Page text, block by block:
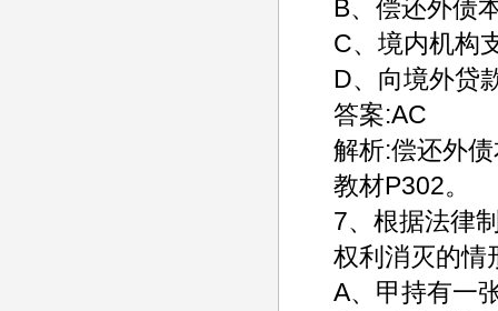
B、偿还外债
C、境内机构
D、向境外贷
答案:AC
解析:偿还外
教材P302。
7、根据法律
权利消灭的情
A、甲持有一